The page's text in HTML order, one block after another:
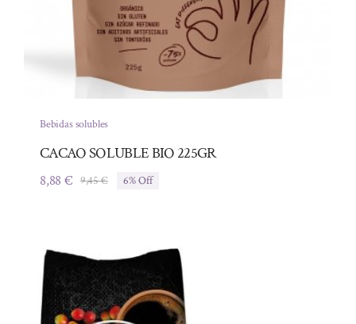
Bebidas solubles
CACAO SOLUBLE BIO 225GR
9,45€El
9,45 €.
8,88€
El
8,88 €.
6% Off